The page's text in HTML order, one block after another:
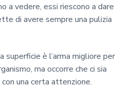
a vedere, essi riescono a dare
di avere sempre una pulizia
superficie è l’arma migliore per
ma occorre che ci sia
con una certa attenzione.